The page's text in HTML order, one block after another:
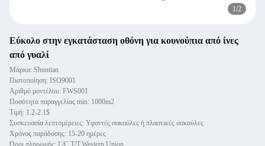
1/2
Εύκολο στην εγκατάσταση οθόνη για κουνούπια από ίνες
από γυαλί
Μάρκα: Shuntian
Πιστοποίηση: ISO9001
Αριθμό μοντέλου: FWS001
Ποσότητα παραγγελίας min: 1000m2
Τιμή: 1.2-2.1$
Συσκευασία λεπτομέρειες: Υφαντές σακούλες ή πλαστικές σακούλες
Χρόνος παράδοσης: 15-20 ημέρες
Όροι πληρωμής: L/C,T/T,Western Union